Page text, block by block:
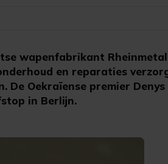
wapenfabrikant
en reparaties
Oekraïense premier
in Berlijn.